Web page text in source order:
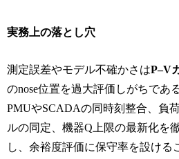
実務上の落とし穴
測定誤差やモデル不確かさはP–V
のnose位置を過大評価しがちである
PMUやSCADAの同時刻整合、負
ルの同定、機器Q上限の最新化を
し、余裕度評価に保守率を設ける